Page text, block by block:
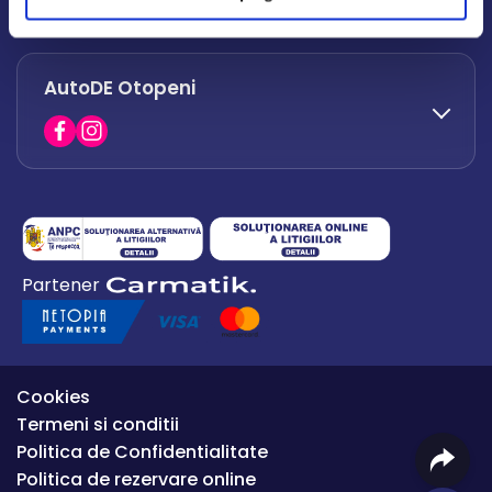
office.afumati@autode.ro
0730 063 852
0730 063 851
AutoDE Otopeni
0754 649 360
office.premium@autode.ro
Partener
Cookies
Termeni si conditii
Politica de Confidentialitate
Politica de rezervare online